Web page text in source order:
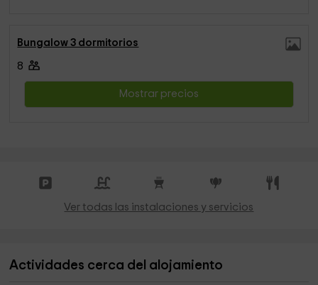
Bungalow 3 dormitorios
8
Mostrar precios
Ver todas las instalaciones y servicios
Actividades cerca del alojamiento